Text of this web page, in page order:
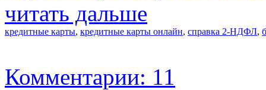
читать дальше
кредитные карты, кредитные карты онлайн, справка 2-НДФЛ,
Комментарии: 11